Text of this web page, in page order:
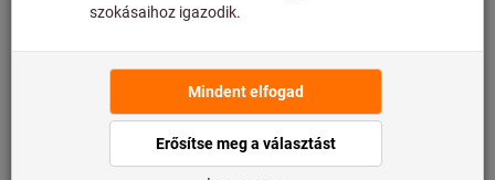
Letöltések és dokumentumok